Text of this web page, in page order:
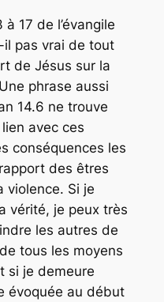
17 de l’évangile
il pas vrai de tout
de Jésus sur la
phrase aussi
14.6 ne trouve
avec ces
conséquences les
des êtres
violence. Si je
vérité, je peux très
les autres de
tous les moyens
si je demeure
évoquée au début